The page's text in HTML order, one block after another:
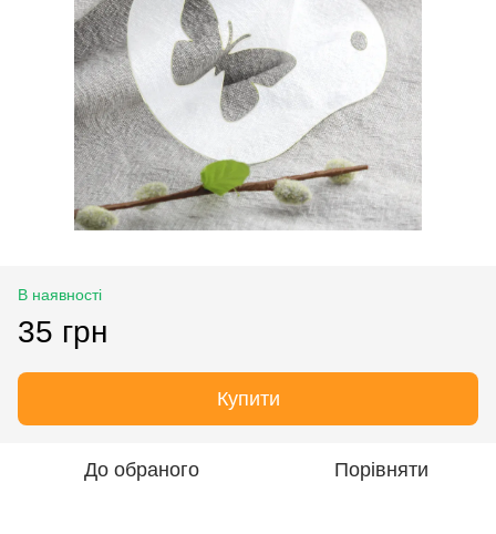
В наявності
35 грн
Купити
До обраного Порівняти